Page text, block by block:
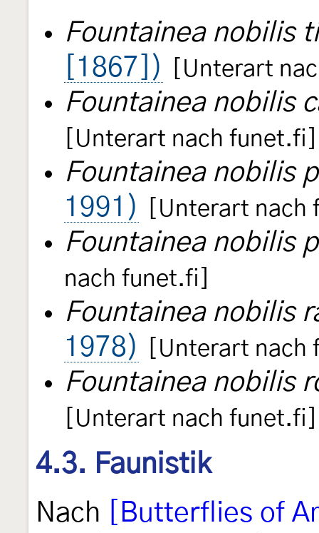
Fountainea nobilis
[1867])
[Unterart
Fountainea nobilis
[Unterart nach funet.fi]
Fountainea nobilis
1991)
[Unterart
Fountainea nobilis
nach funet.fi]
Fountainea nobilis
1978)
[Unterart
Fountainea nobilis
[Unterart nach funet.fi]
4.3. Faunistik
Nach
[Butterflies of